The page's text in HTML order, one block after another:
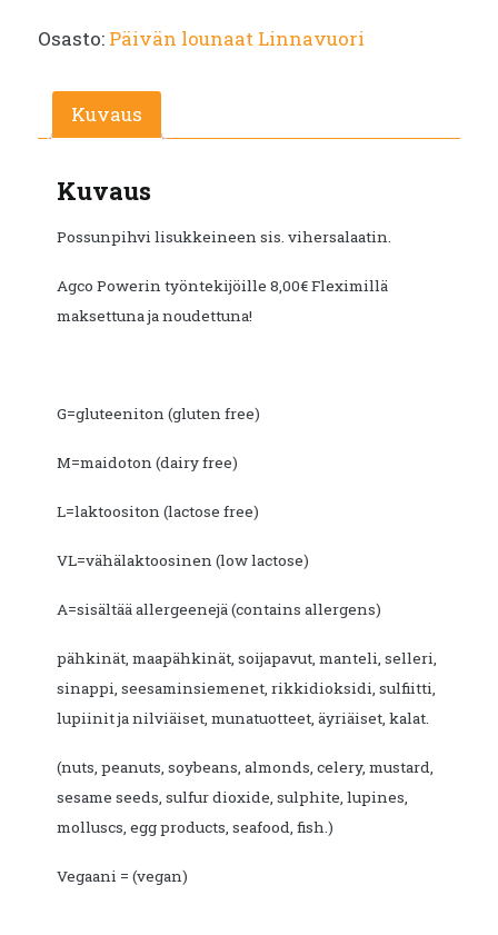
Osasto: Päivän lounaat Linnavuori
Kuvaus
Kuvaus
Possunpihvi lisukkeineen sis. vihersalaatin.
Agco Powerin työntekijöille 8,00€ Fleximillä
maksettuna ja noudettuna!
G=gluteeniton (gluten free)
M=maidoton (dairy free)
L=laktoositon (lactose free)
VL=vähälaktoosinen (low lactose)
A=sisältää allergeenejä (contains allergens)
pähkinät, maapähkinät, soijapavut, manteli, selleri,
sinappi, seesaminsiemenet, rikkidioksidi, sulfiitti,
lupiinit ja nilviäiset, munatuotteet, äyriäiset, kalat.
(nuts, peanuts, soybeans, almonds, celery, mustard,
sesame seeds, sulfur dioxide, sulphite, lupines,
molluscs, egg products, seafood, fish.)
Vegaani = (vegan)